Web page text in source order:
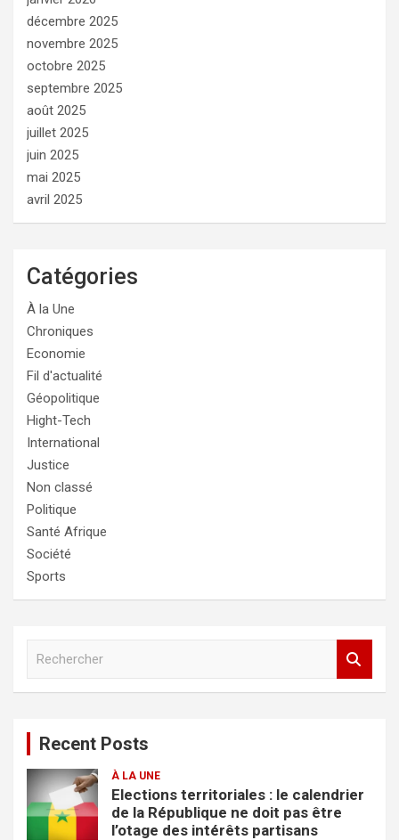
décembre 2025
novembre 2025
octobre 2025
septembre 2025
août 2025
juillet 2025
juin 2025
mai 2025
avril 2025
Catégories
À la Une
Chroniques
Economie
Fil d'actualité
Géopolitique
Hight-Tech
International
Justice
Non classé
Politique
Santé Afrique
Société
Sports
c
h
r
Recent Posts
À LA UNE
Elections territoriales : le calendrier
de la République ne doit pas être
l’otage des intérêts partisans